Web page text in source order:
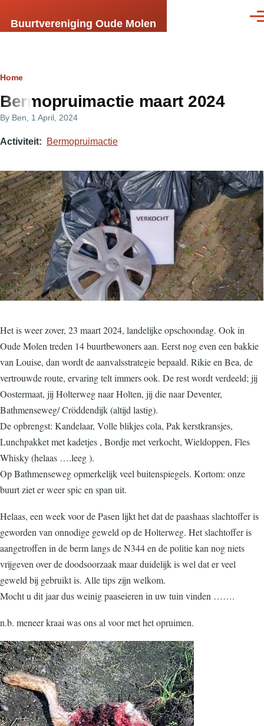
Buurtvereniging Oude Molen
Breadcrumb
Home
Bermopruimactie maart 2024
By Ben , 1 April, 2024
Activiteit Bermopruimactie
Het is weer zover, 23 maart 2024, landelijke opschoondag. Ook in
Oude Molen treden 14 buurtbewoners aan. Eerst nog even een bakkie
van Louise, dan wordt de aanvalsstrategie bepaald. Rikie en Bea, de
vertrouwde route, ervaring telt immers ook. De rest wordt verdeeld; jij
Oostermaat, jij Holterweg naar Holten, jij die naar Deventer,
Bathmenseweg/ Cröddendijk (altijd lastig).
De opbrengst: Kandelaar, Volle blikjes cola, Pak kerstkransjes,
Lunchpakket met kadetjes , Bordje met verkocht, Wieldoppen, Fles
Whisky (helaas ….leeg ).
Op Bathmenseweg opmerkelijk veel buitenspiegels. Kortom: onze
buurt ziet er weer spic en span uit.
Helaas, een week voor de Pasen lijkt het dat de paashaas slachtoffer is
geworden van onnodige geweld op de Holterweg. Het slachtoffer is
aangetroffen in de berm langs de N344 en de politie kan nog niets
vrijgeven over de doodsoorzaak maar duidelijk is wel dat er veel
geweld bij gebruikt is. Alle tips zijn welkom.
Mocht u dit jaar dus weinig paaseieren in uw tuin vinden …….
n.b. meneer kraai was ons al voor met het opruimen.